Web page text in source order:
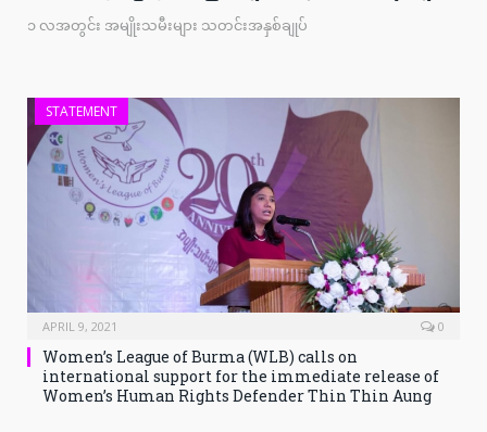
၁ လအတွင်း အမျိုးသမီးများ သတင်းအနှစ်ချုပ်
STATEMENT
APRIL 9, 2021 0
Women’s League of Burma (WLB) calls on
international support for the immediate release of
Women’s Human Rights Defender Thin Thin Aung